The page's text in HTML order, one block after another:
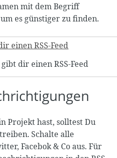
mit dem Begriff
es günstiger zu finden.
dir einen RSS-Feed
Projekt hast, solltest Du
Schalte alle
Facebok & Co aus. Für